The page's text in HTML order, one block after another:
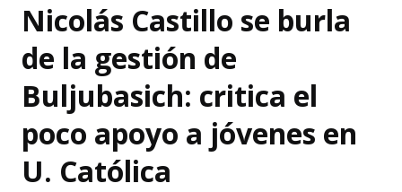
Nicolás Castillo se burla
de la gestión de
Buljubasich: critica el
poco apoyo a jóvenes en
U. Católica